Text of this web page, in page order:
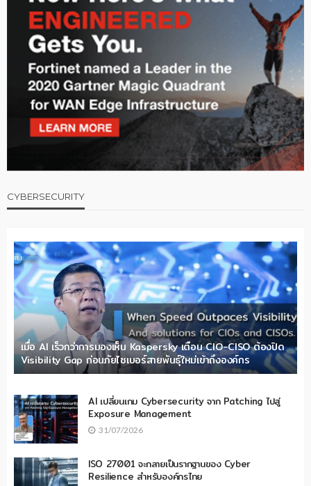
CYBERSECURITY
เมื่อ AI เร็วกว่าการมองเห็น Kaspersky เตือน CIO-CISO ต้องปิด
Visibility Gap ก่อนภัยไซเบอร์สายพันธุ์ใหม่เข้าถึงองค์กร
AI เปลี่ยนเกม Cybersecurity จาก Patching ไปสู่
Exposure Management
31/07/2026
ISO 27001 จะกลายเป็นรากฐานของ Cyber
Resilience สำหรับองค์กรไทย